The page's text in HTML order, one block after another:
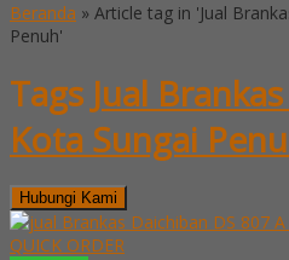
Beranda » Article tag in 'Jual
Penuh'
Tags Jual
Kota Sungai
Hubungi Kami
QUICK ORDER